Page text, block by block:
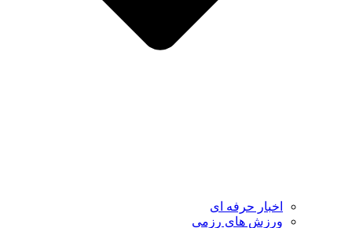
اخبار حرفه ای
ورزش های رزمی